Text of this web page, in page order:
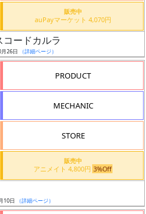
販売中
auPayマーケット 4,070円
ードカルラ
26日 （詳細ページ）
PRODUCT
MECHANIC
STORE
販売中
アニメイト 4,800円 3%Off
10日 （詳細ページ）